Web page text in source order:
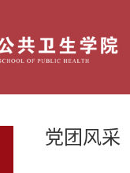
党团风采